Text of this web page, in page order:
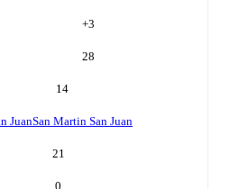
+3
28
14
JuanSan Martin San Juan
21
0